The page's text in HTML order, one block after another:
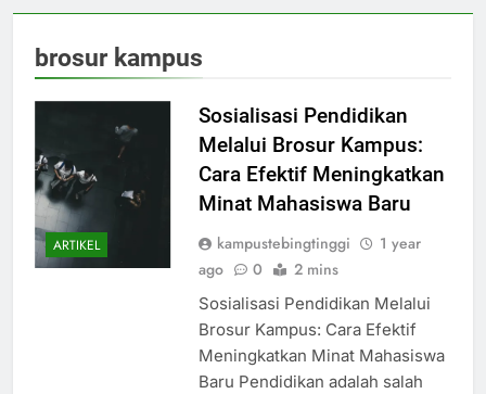
brosur kampus
ARTIKEL
Sosialisasi Pendidikan
Melalui Brosur Kampus:
Cara Efektif Meningkatkan
Minat Mahasiswa Baru
kampustebingtinggi
1 year
ago
0 2 mins
Sosialisasi Pendidikan Melalui
Brosur Kampus: Cara Efektif
Meningkatkan Minat Mahasiswa
Baru Pendidikan adalah salah